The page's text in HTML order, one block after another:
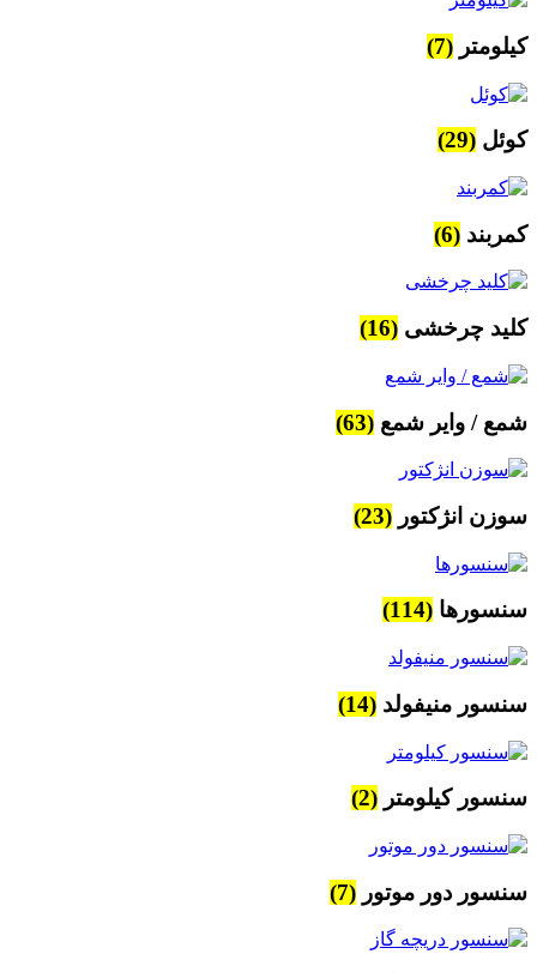
کیلومتر (7)
کوئل (29)
کمربند (6)
کلید چرخشی (16)
شمع / وایر شمع (63)
سوزن انژکتور (23)
سنسورها (114)
سنسور منیفولد (14)
سنسور کیلومتر (2)
سنسور دور موتور (7)